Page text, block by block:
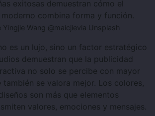
exitosas demuestran cómo el
combina forma y función.
Yingjie Wang @maicjievia Unsplash
es un lujo, sino un factor estratégico
demuestran que la publicidad
no solo se percibe con mayor
también se valora mejor. Los colores,
son más que elementos
valores, emociones y mensajes.